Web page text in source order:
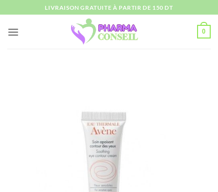
au
contenu
LIVRAISON GRATUITE À PARTIR DE 150 DT
0